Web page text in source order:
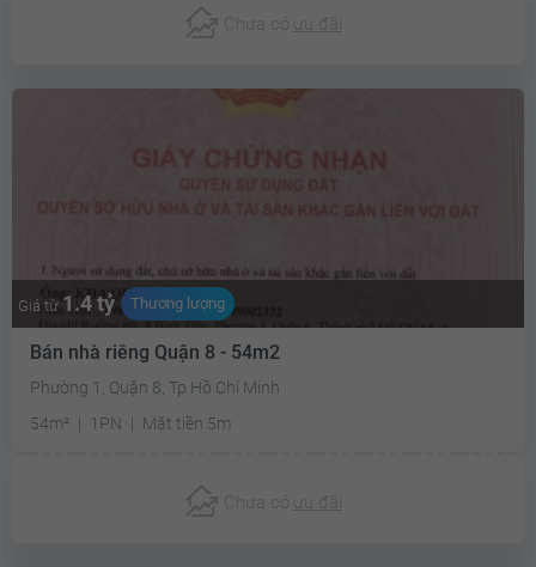
Chưa có ưu đãi
Giá từ 1.4 tỷ Thương lượng
Bán nhà riêng Quận 8 - 54m2
Phường 1, Quận 8, Tp Hồ Chí Minh
54m²
1PN Mặt tiền 5m
Chưa có ưu đãi